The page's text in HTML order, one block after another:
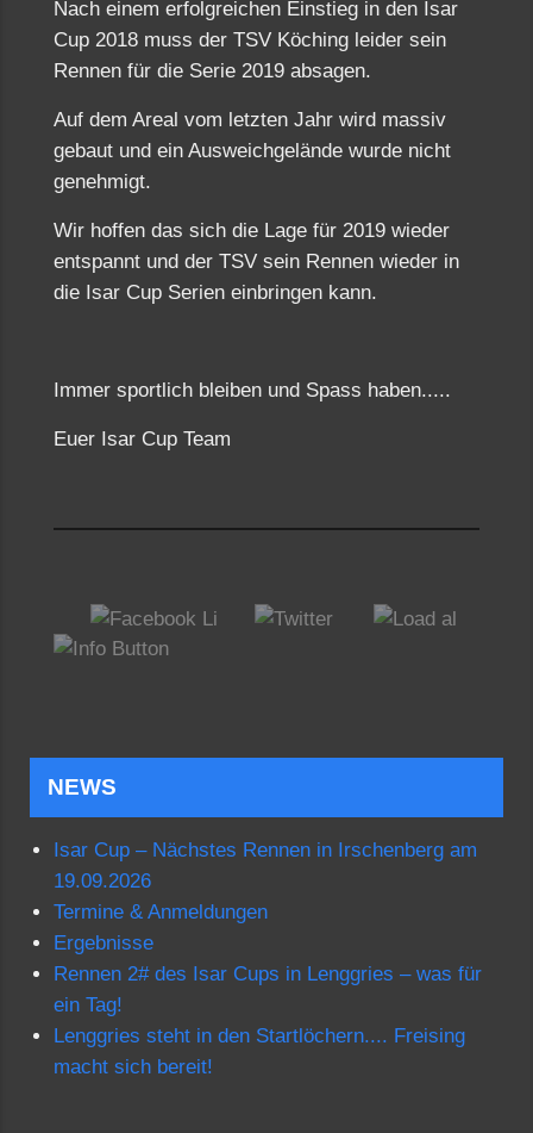
Nach einem erfolgreichen Einstieg in den Isar
Cup 2018 muss der TSV Köching leider sein
Rennen für die Serie 2019 absagen.
Auf dem Areal vom letzten Jahr wird massiv
gebaut und ein Ausweichgelände wurde nicht
genehmigt.
Wir hoffen das sich die Lage für 2019 wieder
entspannt und der TSV sein Rennen wieder in
die Isar Cup Serien einbringen kann.
Immer sportlich bleiben und Spass haben.....
Euer Isar Cup Team
NEWS
Isar Cup – Nächstes Rennen in Irschenberg am
19.09.2026
Termine & Anmeldungen
Ergebnisse
Rennen 2# des Isar Cups in Lenggries – was für
ein Tag!
Lenggries steht in den Startlöchern.... Freising
macht sich bereit!